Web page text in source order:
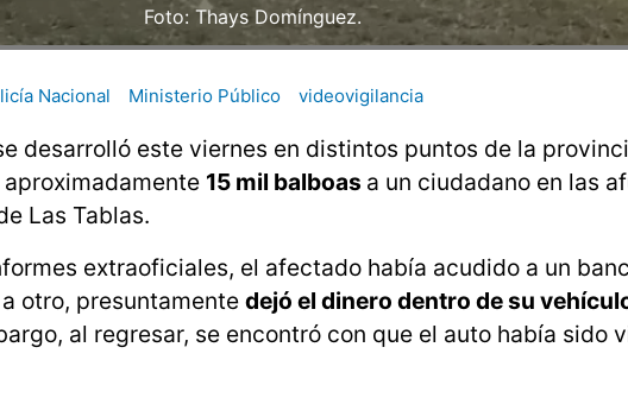
Foto: Thays Domínguez.
Nacional Ministerio Público videovigilancia
desarrolló este viernes en distintos puntos de la
15 mil balboas a un ciudadano en las
Las Tablas.
extraoficiales, el afectado había acudido a un
otro, presuntamente dejó el dinero dentro de su
al regresar, se encontró con que el auto había sido